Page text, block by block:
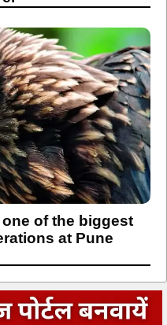
of the biggest
at Pune